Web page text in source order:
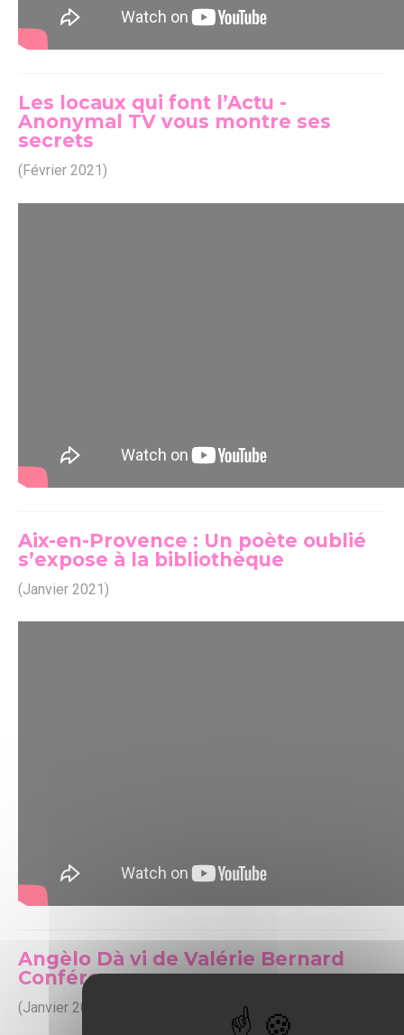
Les locaux qui font l’Actu -
Anonymal TV vous montre ses
secrets
(Février 2021)
Aix-en-Provence : Un poète oublié
s’expose à la bibliothèque
(Janvier 2021)
Angèlo Dà vi de Valérie Bernard
Conférence
(Janvier 2021)